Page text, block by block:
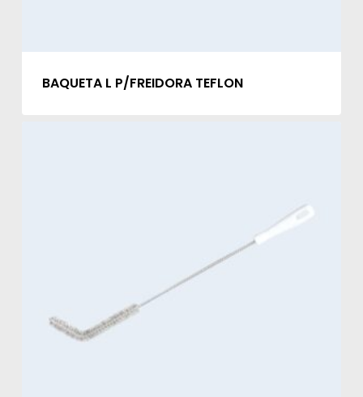
BAQUETA L P/FREIDORA TEFLON